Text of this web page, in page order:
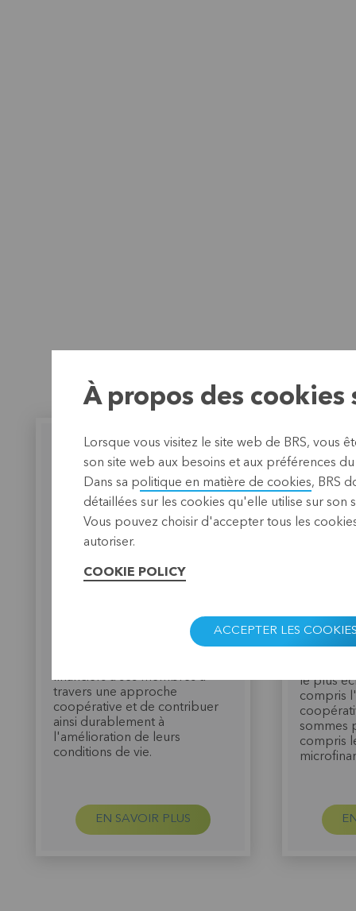
BRS collabore avec
FASeF-Guinée
Services Financiers de Guinée
coopérative agréée par la
Banque Centrale de Guinée en
2015 avec pour mission d'offrir
financiers à ses membres à
travers une approche
coopérative et de contribuer
ainsi durablement à
l'amélioration de leurs
conditions de vie.
EN SAVOIR PLUS
Les
ont
c'est en
le plus
compris
sommes
compris
À propos des cookies
Lorsque vous visitez le site web de BRS, vous
son site web aux besoins et aux préférences
Dans sa politique en matière de cookies, BRS
détaillées sur les cookies qu'elle utilise sur son
Vous pouvez choisir d'accepter tous les
autoriser.
COOKIE POLICY
ACCEPTER LES